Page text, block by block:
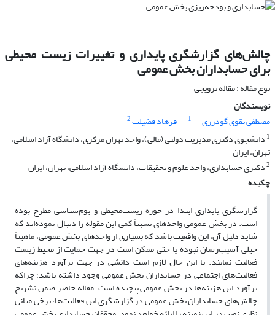
چالش‌های گزارشگری پایداری و تغییرات زیست محیطی
برای حسابداران بخش عمومی
نوع مقاله : مقاله ترویجی
نویسندگان
مصطفی تقوی گودرزی
1 فرهاد فضیلت2
1 دانشجوی دکتری مدیریت دولتی (مالی)، واحد تهران مرکزی، دانشگاه آزاد اسلامی،
تهران، ایران
2دکتری حسابداری، واحد علوم و تحقیقات، دانشگاه آزاد اسلامی، تهران، ایران
چکیده
گزارشگری پایداری ابتدا در حوزه زیست‌محیطی و بوم‌شناسی مطرح بوده
است. در بخش عمومی واحدهای نسبتاً کمی این مقوله را دنبال نموده‌اند که
شاید دلیل آن، این واقعیت باشد که بسیاری از واحدهای بخش عمومی، ماهیتاً
خیلی آسیب‌رسان نبوده یا حتی ممکن است در جهت حمایت از محیط زیست
فعالیت نمایند. با این حال لازم است دانشی در جهت برآورد هزینه‌های
فعالیت‌های اجتماعی در حسابداران بخش عمومی وجود داشته باشد؛ چراکه
برآورد این هزینه‌ها در بخش عمومی پیچیده است. مقاله حاضر ضمن تشریح
چالش‌های حسابداران بخش عمومی در گزارشگری این فعالیت‌ها، برخی مبانی